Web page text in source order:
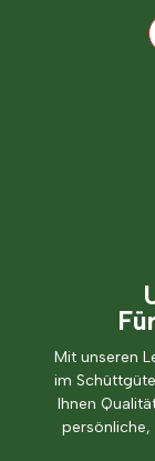
Mit unseren
im
Ihnen
persönliche,